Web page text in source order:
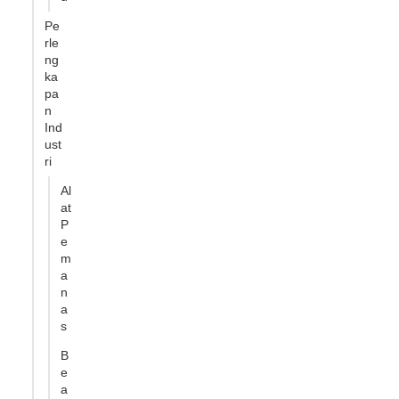
Pe
rle
ng
ka
pa
n
Ind
ust
ri
Al
at
P
e
m
a
n
a
s
B
e
a